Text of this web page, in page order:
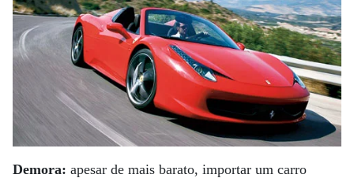
Demora: apesar de mais barato, importar um carro